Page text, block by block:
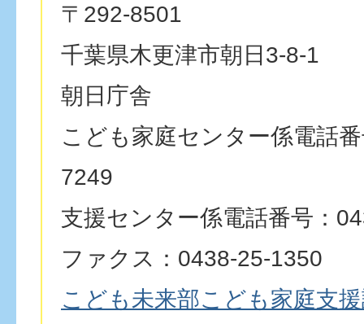
〒292-8501
千葉県木更津市朝日3-8-1
朝日庁舎
こども家庭センター係電話
7249
支援センター係電話番号：
ファクス：0438-25-1350
こども未来部こども家庭支